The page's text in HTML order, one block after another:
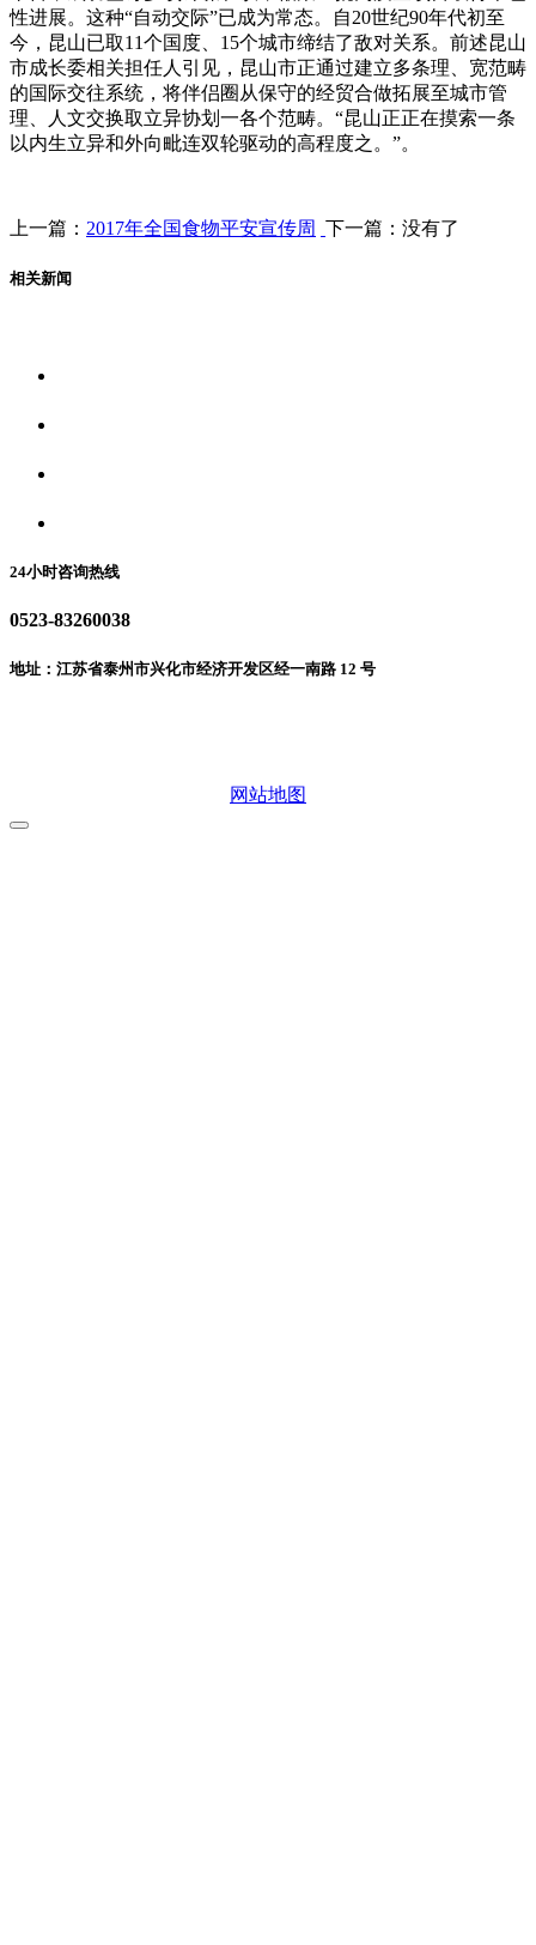
性进展。这种“自动交际”已成为常态。自20世纪90年代初至
今，昆山已取11个国度、15个城市缔结了敌对关系。前述昆山
市成长委相关担任人引见，昆山市正通过建立多条理、宽范畴
的国际交往系统，将伴侣圈从保守的经贸合做拓展至城市管
理、人文交换取立异协划一各个范畴。“昆山正正在摸索一条
以内生立异和外向毗连双轮驱动的高程度之。”。
上一篇： 2017年全国食物平安宣传周 下一篇：没有了
相关新闻
24小时咨询热线
0523-83260038
地址：江苏省泰州市兴化市经济开发区经一南路 12 号
网站地图